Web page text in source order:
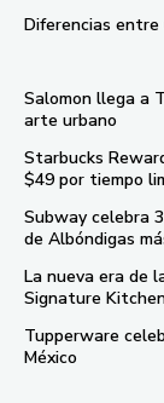
Diferencias entre
Salomon llega a
arte urbano
Starbucks
$49 por tiempo
Subway celebra
de Albóndigas
La nueva era de
Signature
Tupperware
México